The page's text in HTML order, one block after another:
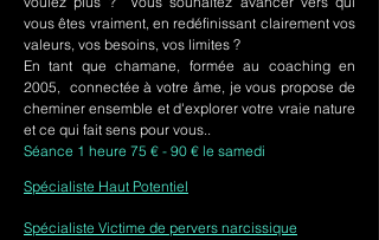
vous êtes vraiment, en redéfinissant clairement vos
valeurs, vos besoins, vos limites ?
En tant que chamane, formée au coaching en
2005, connectée à votre âme, je vous propose de
cheminer ensemble et d'explorer votre vraie nature
et ce qui fait sens pour vous..
Séance 1 heure 75 € - 90 € le samedi
Spécialiste Haut Potentiel
Spécialiste Victime de pervers narcissique